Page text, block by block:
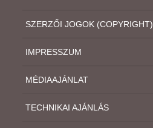
SZERZŐI JOGOK (COPYRIGHT)
IMPRESSZUM
MÉDIAAJÁNLAT
TECHNIKAI AJÁNLÁS